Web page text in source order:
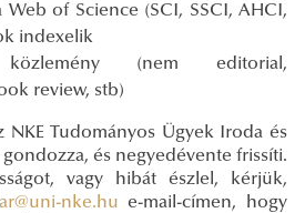
Web of Science (SCI, SSCI, AHCI,
indexelik
közlemény (nem editorial,
review, stb)
NKE Tudományos Ügyek Iroda és
és negyedévente frissíti.
vagy hibát észlel, kérjük,
nke.hu e-mail-címen, hogy